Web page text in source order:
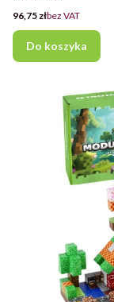
Cena
96,75 złbez VAT
Do koszyka